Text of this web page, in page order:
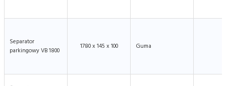
Separator
parkingowy VB 1800
1780 x 145 x 100 Guma